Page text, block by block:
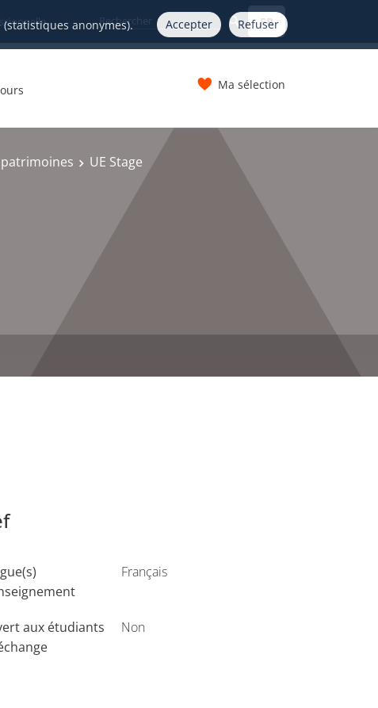
anonymes). Accepter Refuser
FR
Ma sélection
UE Stage
Français
aux étudiants
Non